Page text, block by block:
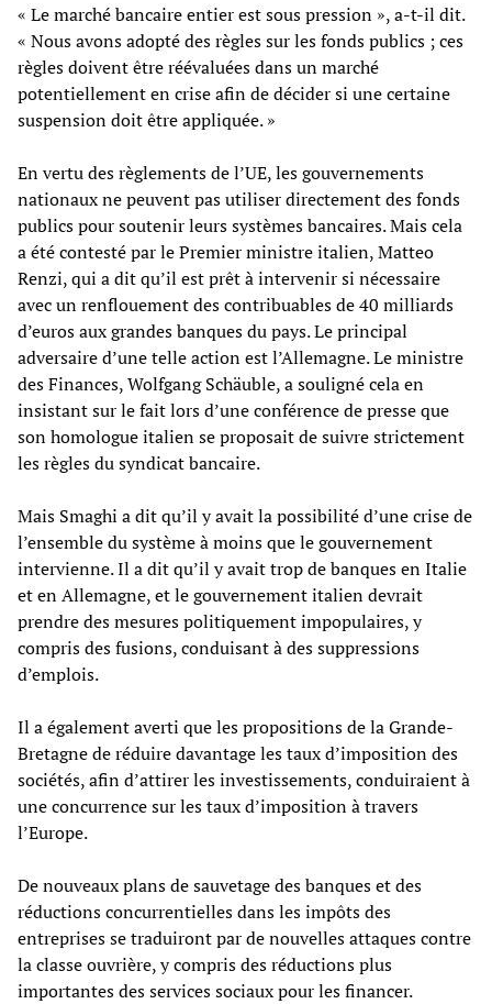
« Le marché bancaire entier est sous pression », a-t-il dit.
« Nous avons adopté des règles sur les fonds publics ; ces
règles doivent être réévaluées dans un marché
potentiellement en crise afin de décider si une certaine
suspension doit être appliquée. »
En vertu des règlements de l’UE, les gouvernements
nationaux ne peuvent pas utiliser directement des fonds
publics pour soutenir leurs systèmes bancaires. Mais cela
a été contesté par le Premier ministre italien, Matteo
Renzi, qui a dit qu’il est prêt à intervenir si nécessaire
avec un renflouement des contribuables de 40 milliards
d’euros aux grandes banques du pays. Le principal
adversaire d’une telle action est l’Allemagne. Le ministre
des Finances, Wolfgang Schäuble, a souligné cela en
insistant sur le fait lors d’une conférence de presse que
son homologue italien se proposait de suivre strictement
les règles du syndicat bancaire.
Mais Smaghi a dit qu’il y avait la possibilité d’une crise de
l’ensemble du système à moins que le gouvernement
intervienne. Il a dit qu’il y avait trop de banques en Italie
et en Allemagne, et le gouvernement italien devrait
prendre des mesures politiquement impopulaires, y
compris des fusions, conduisant à des suppressions
d’emplois.
Il a également averti que les propositions de la Grande-
Bretagne de réduire davantage les taux d’imposition des
sociétés, afin d’attirer les investissements, conduiraient à
une concurrence sur les taux d’imposition à travers
l’Europe.
De nouveaux plans de sauvetage des banques et des
réductions concurrentielles dans les impôts des
entreprises se traduiront par de nouvelles attaques contre
la classe ouvrière, y compris des réductions plus
importantes des services sociaux pour les financer.